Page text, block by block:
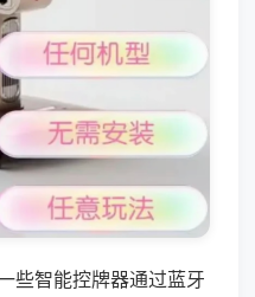
些智能控牌器通过蓝牙